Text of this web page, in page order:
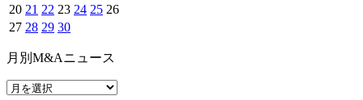
20 21 22 23 24 25 26
27 28 29 30
月別M&Aニュース